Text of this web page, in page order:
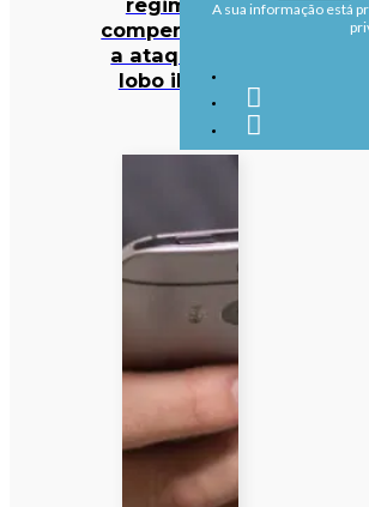
compensações
a ataques de
lobo ibérico
A sua informação está